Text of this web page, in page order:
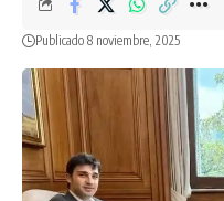
Publicado 8 noviembre, 2025